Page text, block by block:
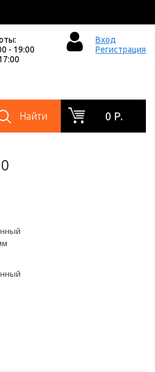
- 19:00
Вход
Регистрация
Найти 0 Р.